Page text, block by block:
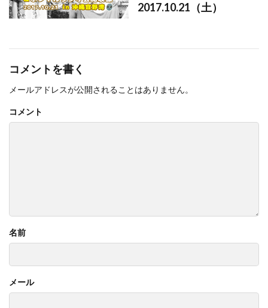
2017.10.21（土）
コメントを書く
メールアドレスが公開されることはありません。
コメント
名前
メール